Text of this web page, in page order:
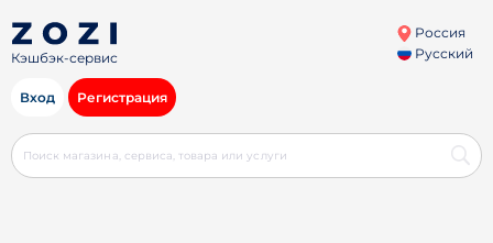
Кэшбэк-сервис
Россия
Русский
Вход Регистрация